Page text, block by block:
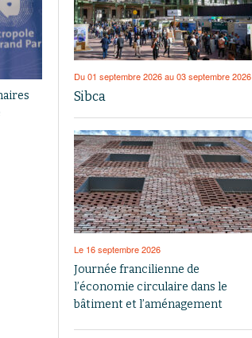
Du 01 septembre 2026 au 03 septembre 2026
Sibca
Le 16 septembre 2026
Journée francilienne de
l’économie circulaire dans le
bâtiment et l’aménagement